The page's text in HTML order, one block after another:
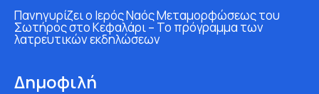
Πανηγυρίζει ο Ιερός Ναός Μεταμορφώσεως του
Σωτήρος στο Κεφαλάρι – Το πρόγραμμα των
λατρευτικών εκδηλώσεων
Δημοφιλή